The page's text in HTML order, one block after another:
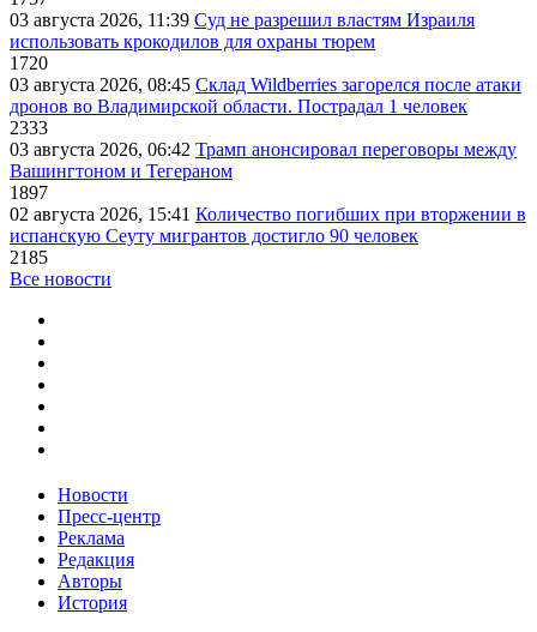
03 августа 2026, 11:39 Суд не разрешил властям Израиля
использовать крокодилов для охраны тюрем
1720
03 августа 2026, 08:45 Склад Wildberries загорелся после атаки
дронов во Владимирской области. Пострадал 1 человек
2333
03 августа 2026, 06:42 Трамп анонсировал переговоры между
Вашингтоном и Тегераном
1897
02 августа 2026, 15:41 Количество погибших при вторжении в
испанскую Сеуту мигрантов достигло 90 человек
2185
Все новости
Новости
Пресс-центр
Реклама
Редакция
Авторы
История